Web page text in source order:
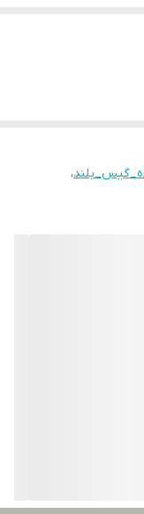
ما راهنمایی دریافت
،